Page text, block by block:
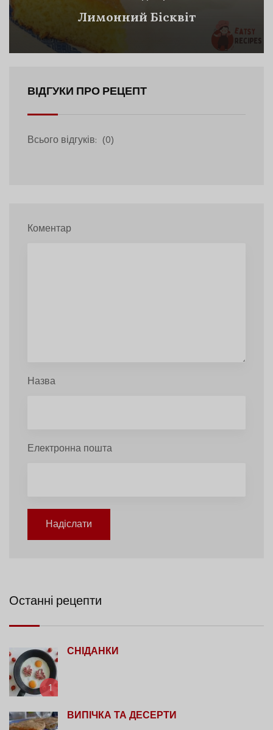
Лимонний Бісквіт
ВІДГУКИ ПРО РЕЦЕПТ
Всього відгуків: (0)
Коментар
Назва
Електронна пошта
Надіслати
Останні рецепти
1
СНІДАНКИ
ВИПІЧКА ТА ДЕСЕРТИ